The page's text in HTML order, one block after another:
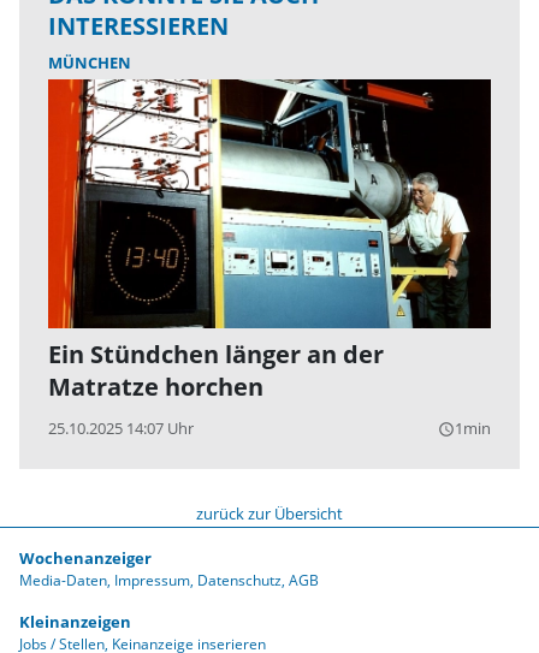
INTERESSIEREN
MÜNCHEN
Ein Stündchen länger an der
Matratze horchen
25.10.2025 14:07 Uhr query_builder1min
zurück zur Übersicht
Wochenanzeiger
Media-Daten Impressum Datenschutz AGB
Kleinanzeigen
Jobs / Stellen Keinanzeige inserieren